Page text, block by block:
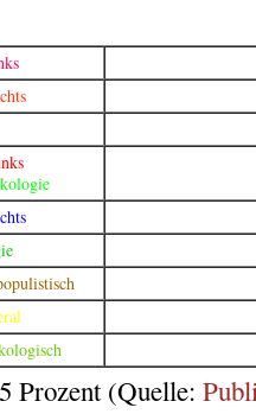
Prozent (Quelle: